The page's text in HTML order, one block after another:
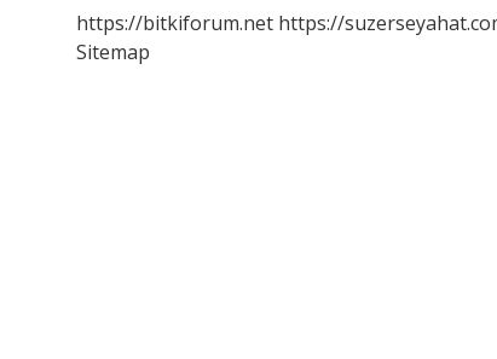
https://bitkiforum.net https://
Sitemap